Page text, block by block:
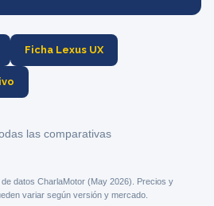
Ficha Lexus UX
las comparativas
datos CharlaMotor (May 2026). Precios y
variar según versión y mercado.